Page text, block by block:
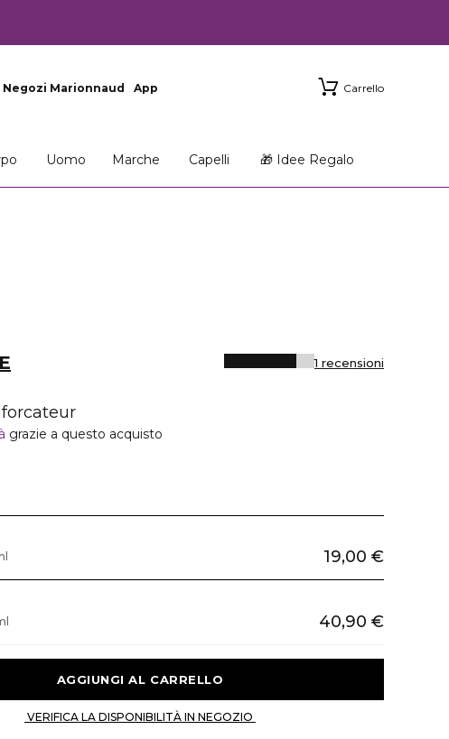
Negozi Marionnaud App Carrello
Uomo Marche Capelli 🎁 Idee Regalo
1 recensioni
grazie a questo acquisto
19,00 €
40,90 €